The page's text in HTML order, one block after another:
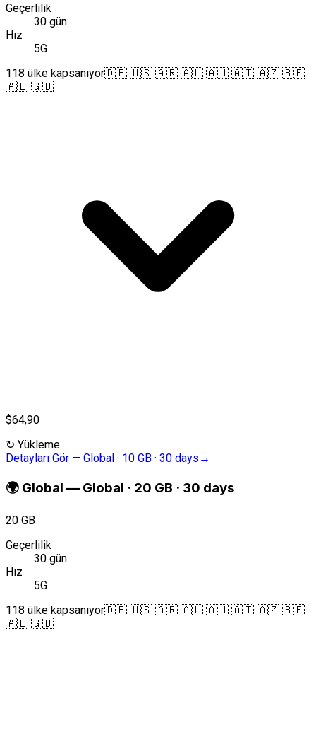
Geçerlilik
30 gün
Hız
5G
118 ülke kapsanıyor🇩🇪 🇺🇸 🇦🇷 🇦🇱 🇦🇺 🇦🇹 🇦🇿 🇧🇪
🇦🇪 🇬🇧
$64,90
↻ Yükleme
Detayları Gör — Global · 10 GB · 30 days →
🌍 Global — Global · 20 GB · 30 days
20 GB
Geçerlilik
30 gün
Hız
5G
118 ülke kapsanıyor🇩🇪 🇺🇸 🇦🇷 🇦🇱 🇦🇺 🇦🇹 🇦🇿 🇧🇪
🇦🇪 🇬🇧